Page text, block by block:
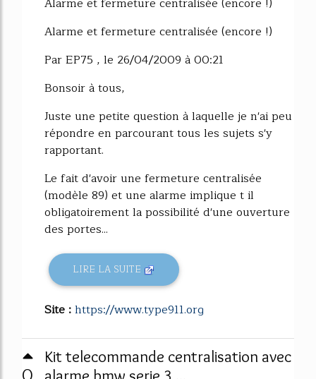
Alarme et fermeture centralisée (encore !)
Par EP75 , le 26/04/2009 à 00:21
Bonsoir à tous,
Juste une petite question à laquelle je n'ai peu
répondre en parcourant tous les sujets s'y
rapportant.
Le fait d'avoir une fermeture centralisée
(modèle 89) et une alarme implique t il
obligatoirement la possibilité d'une ouverture
des portes...
LIRE LA SUITE
Site :https://www.type911.org
Kit telecommande centralisation avec